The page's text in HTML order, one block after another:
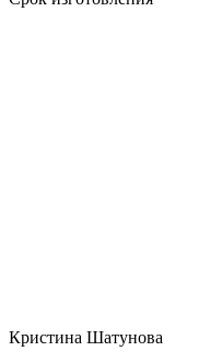
Кристина Шатунова